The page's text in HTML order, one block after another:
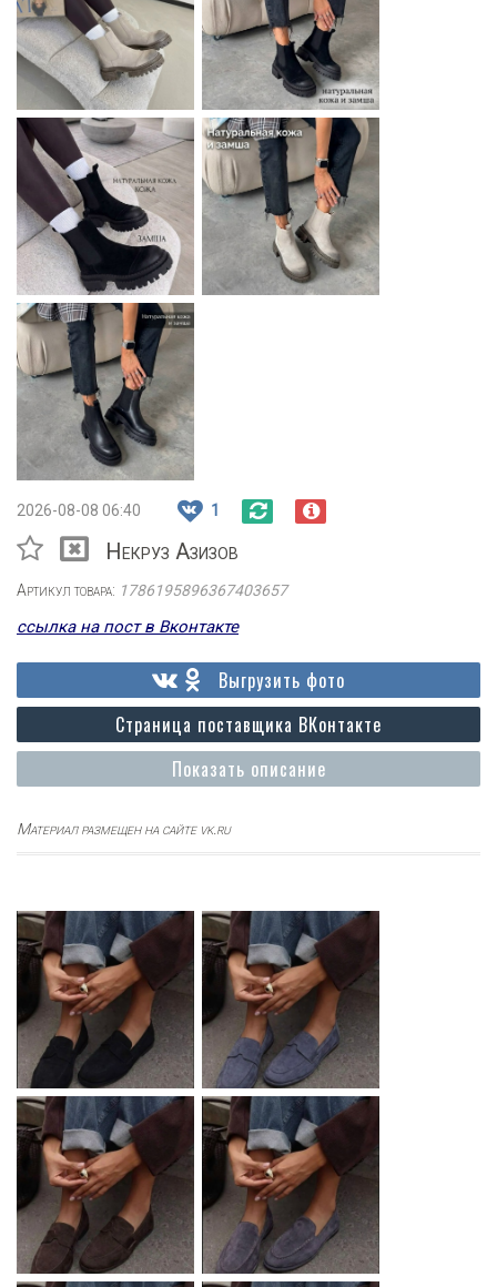
2026-08-08 06:40 1
Некруз Азизов
Артикул товара: 1786195896367403657
ссылка на пост в Вконтакте
Показать описание
Страница поставщика ВКонтакте
Выгрузить фото
Материал размещен на сайте vk.ru